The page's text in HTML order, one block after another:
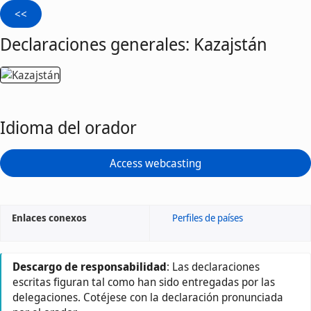
Declaraciones generales: Kazajstán
Idioma del orador
Access webcasting
Enlaces conexos Perfiles de países
Descargo de responsabilidad: Las declaraciones
escritas figuran tal como han sido entregadas por las
delegaciones. Cotéjese con la declaración pronunciada